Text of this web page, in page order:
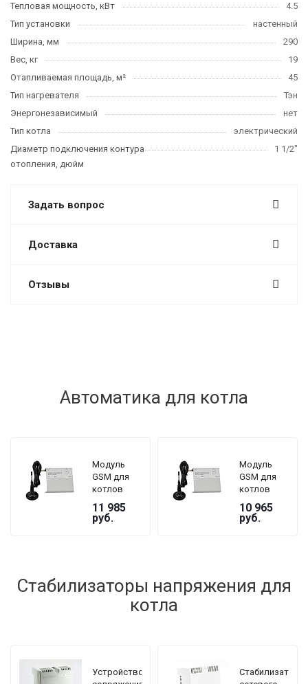
Тепловая мощность, кВт
4.5
Тип установки
настенный
Ширина, мм
290
Вес, кг
19
Отапливаемая площадь, м²
45
Тип нагревателя
Тэн
Энергонезависимый
нет
Тип котла
электрический
Диаметр подключения контура
отопления, дюйм
1 1/2"
Задать вопрос
Доставка
Отзывы
Автоматика для котла
Модуль
GSM для
котлов
ZOTA серии
Lux, MK
11 985
руб.
Модуль
GSM для
котлов
ZOTA серии
Magna
10 965
руб.
Стабилизаторы напряжения для
котла
Устройство
Стабилизатор